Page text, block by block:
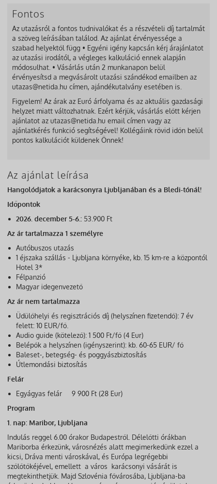
Fontos
Az utazásról a fontos tudnivalókat és a részvételi díj tartalmát
a szöveg leírásában találod. Az ajánlat érvényessége a
szabad helyektől függ • Egyéni igény kapcsán kérj árajánlatot
az utazási irodától, a végleges kalkuláció ennek alapján
módosulhat. • Vásárlás után 2 munkanapon belül
érvényesítsd a megvásárolt utazási szándékod emailben az
utazas@netida.hu címen, ajándékutalvány esetében is.
Figyelem! Az árak az Euró árfolyama és az aktuális gazdasági
helyzet miatt változhatnak. Ezért kérjük, vásárlás előtt kérjen
ajánlatot az utazas@netida.hu email címen vagy az
ajánlatkérés funkció segítségével! Kollégáink rövid időn belül
pontos kalkulációt küldenek Önnek!
Az ajánlat leírása
Hangolódjatok a karácsonyra Ljubljanában és a Bledi-tónál!
Időpontok
2026. december 5-6.: 53.900 Ft
Az ár tartalmazza 1 személyre
Autóbuszos utazás
1 éjszaka szállás - Ljubljana környéke, kb. 15 km-re a központól
Hotel 3*
Félpanzió
Magyar idegenvezető
Az ár nem tartalmazza
Üdülőhelyi és regisztrációs díj (helyszínen fizetendő): 7 év
felett: 10 EUR/fő.
Audio guide (kötelező): 1 500 Ft/fő (4 Eur)
Belépők a helyszínen (igényszerint): kb. 60-65 EUR/ fő
Baleset-, betegség- és poggyászbiztosítás
Útlemondási biztosítás
Felár
Egyágyas felár 9 900 Ft (28 Eur)
Program
1. nap: Maribor, Ljubljana
Indulás reggel 6.00 órakor Budapestről. Délelőtti órákban
Mariborba érkezünk, városnézés alatt megimerkedünk ezzel a
kicsi, Dráva menti városkával, és Európa legrégebbi
szőlőtőkéjével, emellett a város karácsonyi vásárát is
megtekinthetjük. Majd Szlovénia fővárosába, Ljubljana-ba